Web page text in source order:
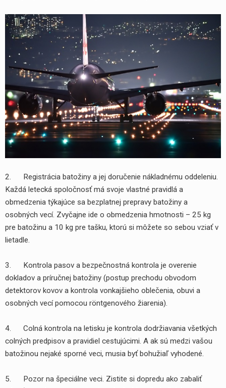
2. Registrácia batožiny a jej doručenie nákladnému oddeleniu.
Každá letecká spoločnosť má svoje vlastné pravidlá a
obmedzenia týkajúce sa bezplatnej prepravy batožiny a
osobných vecí. Zvyčajne ide o obmedzenia hmotnosti – 25 kg
pre batožinu a 10 kg pre tašku, ktorú si môžete so sebou vziať v
lietadle.
3. Kontrola pasov a bezpečnostná kontrola je overenie
dokladov a príručnej batožiny (postup prechodu obvodom
detektorov kovov a kontrola vonkajšieho oblečenia, obuvi a
osobných vecí pomocou röntgenového žiarenia).
4. Colná kontrola na letisku je kontrola dodržiavania všetkých
colných predpisov a pravidiel cestujúcimi. A ak sú medzi vašou
batožinou nejaké sporné veci, musia byť bohužiaľ vyhodené.
5. Pozor na špeciálne veci. Zistite si dopredu ako zabaliť